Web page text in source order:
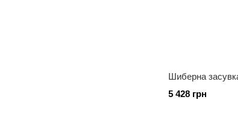
Шиберна
5 428 грн